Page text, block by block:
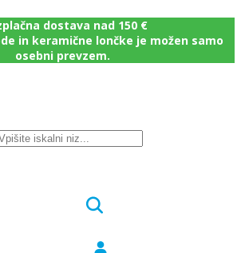
dostava nad 150 €
in keramične lončke je možen samo
osebni prevzem.